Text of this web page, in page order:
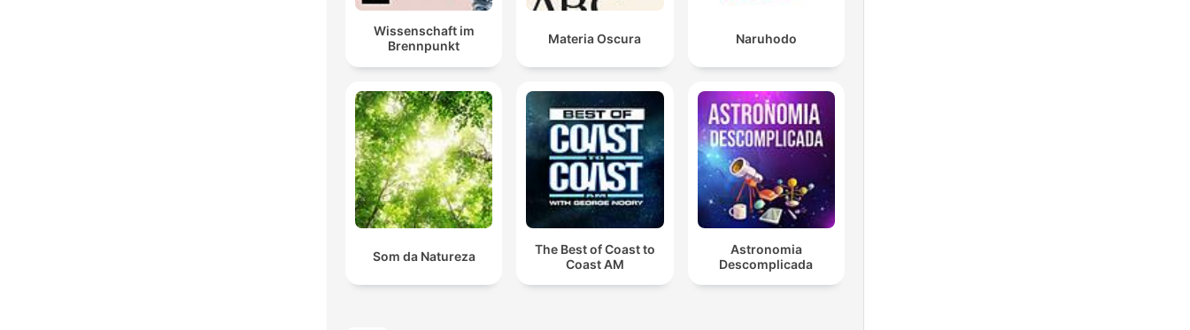
Wissenschaft im
Brennpunkt
Materia Oscura Naruhodo
Som da Natureza
The Best of Coast to
Coast AM
Astronomia
Descomplicada